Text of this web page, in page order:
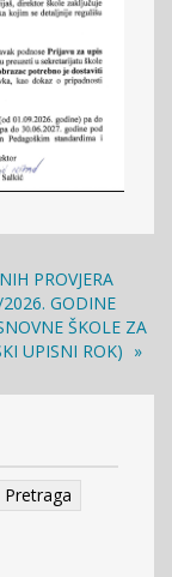
PROVJERA
GODINE
ŠKOLE ZA
UPISNI ROK) »